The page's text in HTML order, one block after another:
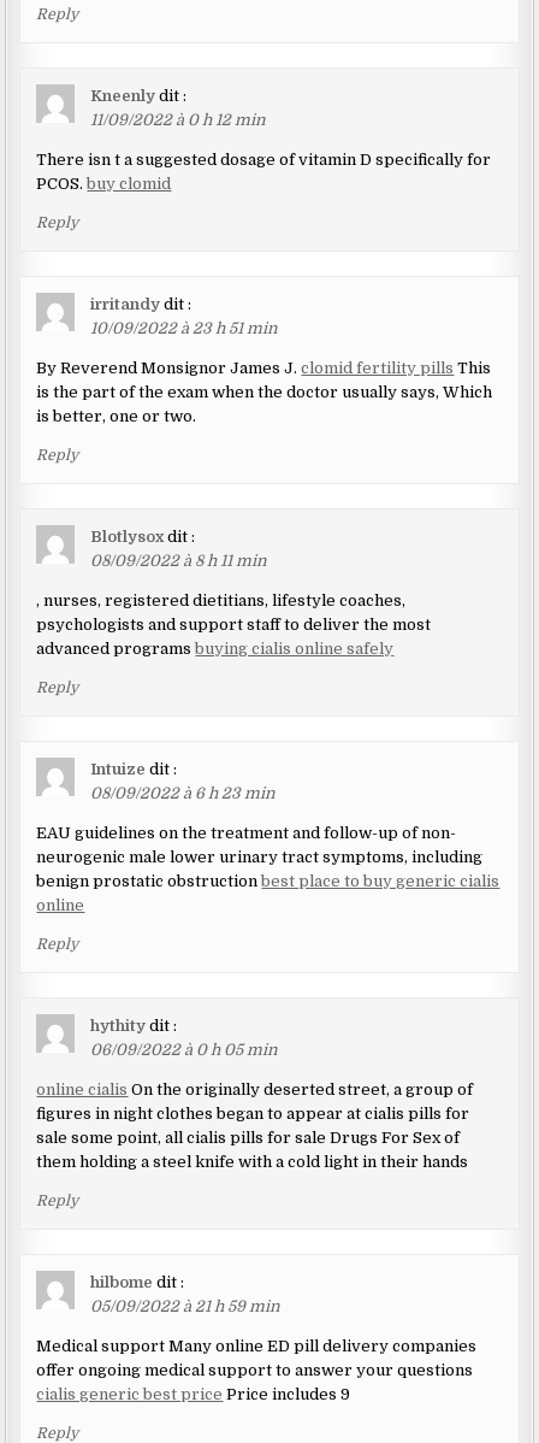
Reply
Kneenly dit :
11/09/2022 à 0 h 12 min
There isn t a suggested dosage of vitamin D specifically for
PCOS.buy clomid
Reply
irritandy dit :
10/09/2022 à 23 h 51 min
By Reverend Monsignor James J.clomid fertility pills This
is the part of the exam when the doctor usually says, Which
is better, one or two.
Reply
Blotlysox dit :
08/09/2022 à 8 h 11 min
, nurses, registered dietitians, lifestyle coaches,
psychologists and support staff to deliver the most
advanced programsbuying cialis online safely
Reply
Intuize dit :
08/09/2022 à 6 h 23 min
EAU guidelines on the treatment and follow-up of non-
neurogenic male lower urinary tract symptoms, including
benign prostatic obstructionbest place to buy generic cialis
online
Reply
hythity dit :
06/09/2022 à 0 h 05 min
online cialis On the originally deserted street, a group of
figures in night clothes began to appear at cialis pills for
sale some point, all cialis pills for sale Drugs For Sex of
them holding a steel knife with a cold light in their hands
Reply
hilbome dit :
05/09/2022 à 21 h 59 min
Medical support Many online ED pill delivery companies
offer ongoing medical support to answer your questions
cialis generic best price Price includes 9
Reply